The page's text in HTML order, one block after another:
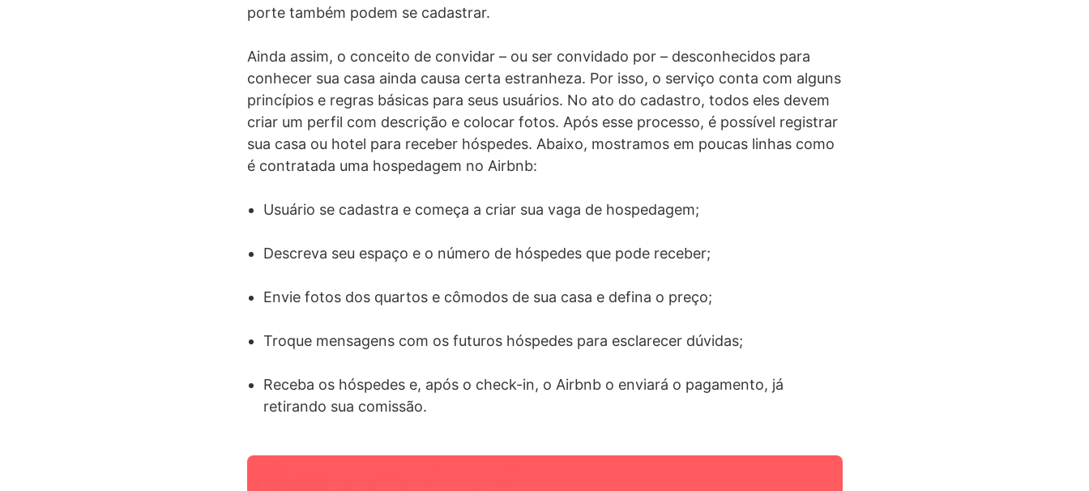
porte também podem se cadastrar.
Ainda assim, o conceito de convidar – ou ser convidado por – desconhecidos para
conhecer sua casa ainda causa certa estranheza. Por isso, o serviço conta com alguns
princípios e regras básicas para seus usuários. No ato do cadastro, todos eles devem
criar um perfil com descrição e colocar fotos. Após esse processo, é possível registrar
sua casa ou hotel para receber hóspedes. Abaixo, mostramos em poucas linhas como
é contratada uma hospedagem no Airbnb:
Usuário se cadastra e começa a criar sua vaga de hospedagem;
Descreva seu espaço e o número de hóspedes que pode receber;
Envie fotos dos quartos e cômodos de sua casa e defina o preço;
Troque mensagens com os futuros hóspedes para esclarecer dúvidas;
Receba os hóspedes e, após o check-in, o Airbnb o enviará o pagamento, já
retirando sua comissão.